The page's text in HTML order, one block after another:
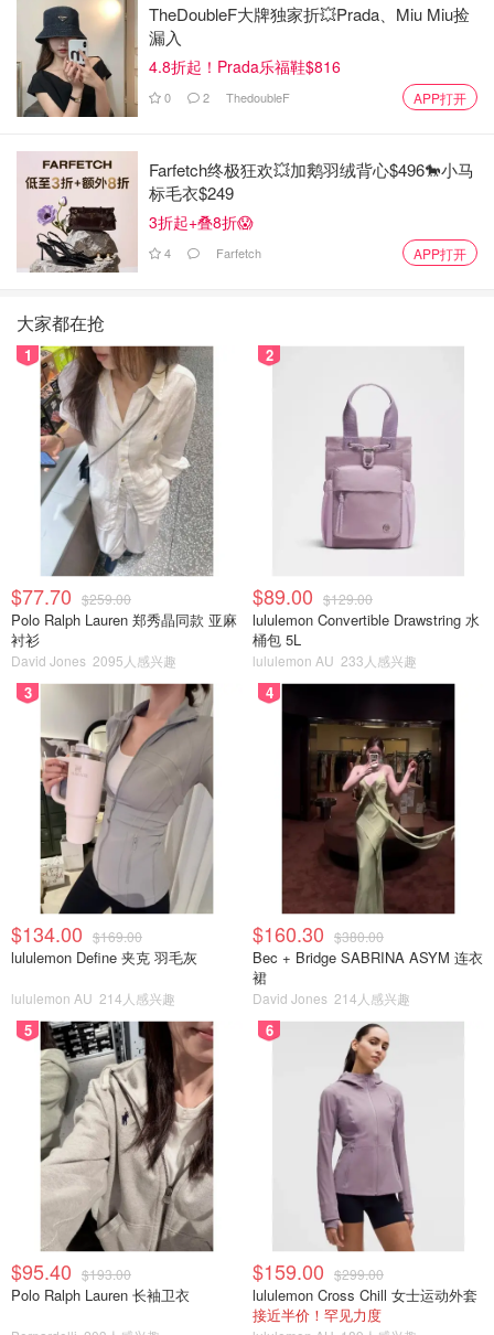
TheDoubleF大牌独家折💥Prada、Miu Miu捡
漏入
4.8折起！Prada乐福鞋$816
0 2 ThedoubleF APP打开
Farfetch终极狂欢💥加鹅羽绒背心$496🐎小马
标毛衣$249
3折起+叠8折😱
4 Farfetch APP打开
大家都在抢
1
$77.70 $259.00
Polo Ralph Lauren 郑秀晶同款 亚麻
衬衫
David Jones 2095人感兴趣
2
$89.00 $129.00
lululemon Convertible Drawstring 水
桶包 5L
lululemon AU 233人感兴趣
3
$134.00 $169.00
lululemon Define 夹克 羽毛灰
lululemon AU 214人感兴趣
4
$160.30 $380.00
Bec + Bridge SABRINA ASYM 连衣
裙
David Jones 214人感兴趣
5
$95.40 $193.00
Polo Ralph Lauren 长袖卫衣
6
$159.00 $299.00
lululemon Cross Chill 女士运动外套
接近半价！罕见力度